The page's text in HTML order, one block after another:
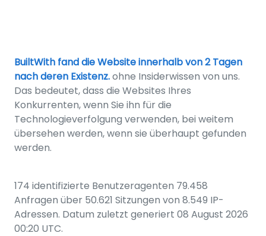
BuiltWith fand die Website innerhalb von 2 Tagen
nach deren Existenz.ohne Insiderwissen von uns.
Das bedeutet, dass die Websites Ihres
Konkurrenten, wenn Sie ihn für die
Technologieverfolgung verwenden, bei weitem
übersehen werden, wenn sie überhaupt gefunden
werden.
174 identifizierte Benutzeragenten 79.458
Anfragen über 50.621 Sitzungen von 8.549 IP-
Adressen. Datum zuletzt generiert 08 August 2026
00:20 UTC.